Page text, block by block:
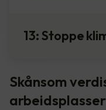
13: Stoppe
Skånsom
arbeidsplasser